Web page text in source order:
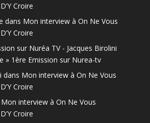
Croire
dans Mon interview à On Ne Vous
Croire
sur Nuréa TV - Jacques Birolini
» 1ère Emission sur Nurea-tv
dans Mon interview à On Ne Vous
Croire
Mon interview à On Ne Vous
Croire